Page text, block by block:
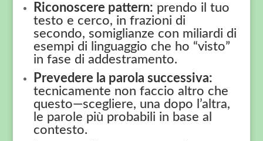
Riconoscere pattern: prendo il tuo
testo e cerco, in frazioni di
secondo, somiglianze con miliardi di
esempi di linguaggio che ho “visto”
in fase di addestramento.
Prevedere la parola successiva:
tecnicamente non faccio altro che
questo—scegliere, una dopo l’altra,
le parole più probabili in base al
contesto.